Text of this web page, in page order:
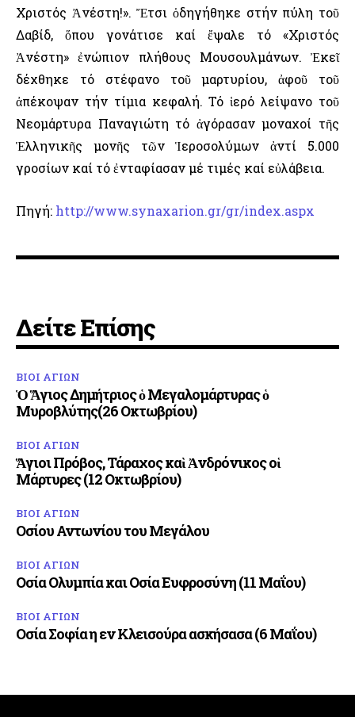
Χριστός Ἀνέστη!». Ἔτσι ὁδηγήθηκε στήν πύλη τοῦ
Δαβίδ, ὅπου γονάτισε καί ἔψαλε τό «Χριστός
Ἀνέστη» ἐνώπιον πλήθους Μουσουλμάνων. Ἐκεῖ
δέχθηκε τό στέφανο τοῦ μαρτυρίου, ἀφοῦ τοῦ
ἀπέκοψαν τήν τίμια κεφαλή. Τό ἱερό λείψανο τοῦ
Νεομάρτυρα Παναγιώτη τό ἀγόρασαν μοναχοί τῆς
Ἑλληνικῆς μονῆς τῶν Ἱεροσολύμων ἀντί 5.000
γροσίων καί τό ἐνταφίασαν μέ τιμές καί εὐλάβεια.
Πηγή: http://www.synaxarion.gr/gr/index.aspx
Δείτε Επίσης
ΒΙΟΙ ΑΓΙΩΝ
Ὁ Ἅγιος Δημήτριος ὁ Μεγαλομάρτυρας ὁ
Μυροβλύτης(26 Οκτωβρίου)
ΒΙΟΙ ΑΓΙΩΝ
Ἅγιοι Πρόβος, Τάραχος καὶ Ἀνδρόνικος οἱ
Μάρτυρες (12 Οκτωβρίου)
ΒΙΟΙ ΑΓΙΩΝ
Οσίου Αντωνίου του Μεγάλου
ΒΙΟΙ ΑΓΙΩΝ
Οσία Ολυμπία και Οσία Ευφροσύνη (11 Μαΐου)
ΒΙΟΙ ΑΓΙΩΝ
Οσία Σοφία η εν Κλεισούρα ασκήσασα (6 Μαΐου)